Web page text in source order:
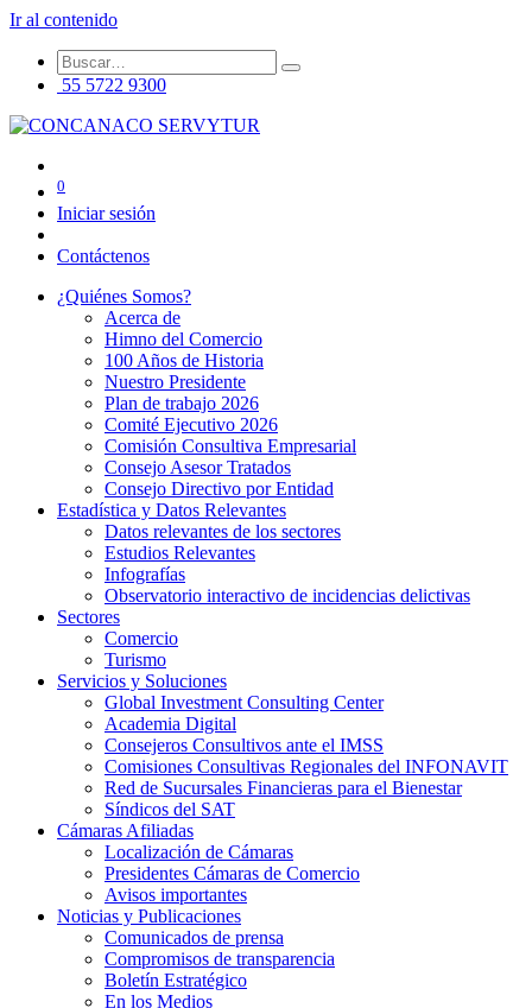
Ir al contenido
55 5722 9300
0
Iniciar sesión
Contáctenos
¿Quiénes Somos?
Acerca de
Himno del Comercio
100 Años de Historia
Nuestro Presidente
Plan de trabajo 2026
Comité Ejecutivo 2026
Comisión Consultiva Empresarial
Consejo Asesor Tratados
Consejo Directivo por Entidad
Estadística y Datos Relevantes
Datos relevantes de los sectores
Estudios Relevantes
Infografías
Observatorio interactivo de incidencias delictivas
Sectores
Comercio
Turismo
Servicios y Soluciones
Global Investment Consulting Center
Academia Digital
Consejeros Consultivos ante el IMSS
Comisiones Consultivas Regionales del INFONAVIT
Red de Sucursales Financieras para el Bienestar
Síndicos del SAT
Cámaras Afiliadas
Localización de Cámaras
Presidentes Cámaras de Comercio
Avisos importantes
Noticias y Publicaciones
Comunicados de prensa
Compromisos de transparencia
Boletín Estratégico
En los Medios